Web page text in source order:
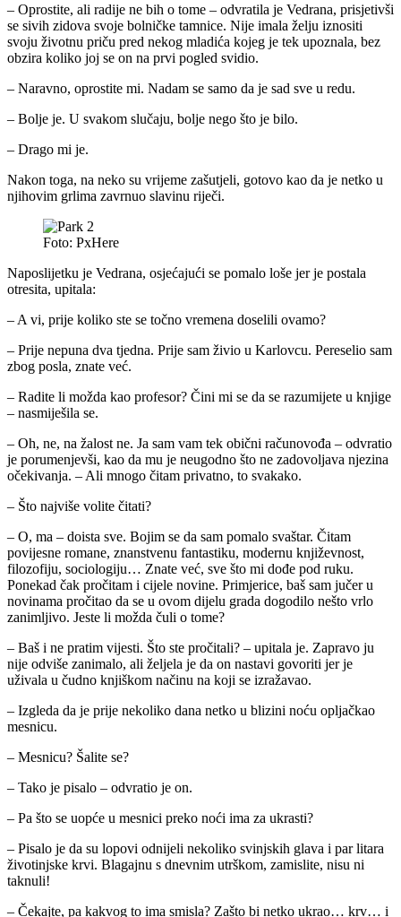
– Oprostite, ali radije ne bih o tome – odvratila je Vedrana, prisjetivši
se sivih zidova svoje bolničke tamnice. Nije imala želju iznositi
svoju životnu priču pred nekog mladića kojeg je tek upoznala, bez
obzira koliko joj se on na prvi pogled svidio.
– Naravno, oprostite mi. Nadam se samo da je sad sve u redu.
– Bolje je. U svakom slučaju, bolje nego što je bilo.
– Drago mi je.
Nakon toga, na neko su vrijeme zašutjeli, gotovo kao da je netko u
njihovim grlima zavrnuo slavinu riječi.
Foto: PxHere
Naposlijetku je Vedrana, osjećajući se pomalo loše jer je postala
otresita, upitala:
– A vi, prije koliko ste se točno vremena doselili ovamo?
– Prije nepuna dva tjedna. Prije sam živio u Karlovcu. Pereselio sam
zbog posla, znate već.
– Radite li možda kao profesor? Čini mi se da se razumijete u knjige
– nasmiješila se.
– Oh, ne, na žalost ne. Ja sam vam tek obični računovođa – odvratio
je porumenjevši, kao da mu je neugodno što ne zadovoljava njezina
očekivanja. – Ali mnogo čitam privatno, to svakako.
– Što najviše volite čitati?
– O, ma – doista sve. Bojim se da sam pomalo svaštar. Čitam
povijesne romane, znanstvenu fantastiku, modernu književnost,
filozofiju, sociologiju… Znate već, sve što mi dođe pod ruku.
Ponekad čak pročitam i cijele novine. Primjerice, baš sam jučer u
novinama pročitao da se u ovom dijelu grada dogodilo nešto vrlo
zanimljivo. Jeste li možda čuli o tome?
– Baš i ne pratim vijesti. Što ste pročitali? – upitala je. Zapravo ju
nije odviše zanimalo, ali željela je da on nastavi govoriti jer je
uživala u čudno knjiškom načinu na koji se izražavao.
– Izgleda da je prije nekoliko dana netko u blizini noću opljačkao
mesnicu.
– Mesnicu? Šalite se?
– Tako je pisalo – odvratio je on.
– Pa što se uopće u mesnici preko noći ima za ukrasti?
– Pisalo je da su lopovi odnijeli nekoliko svinjskih glava i par litara
životinjske krvi. Blagajnu s dnevnim utrškom, zamislite, nisu ni
taknuli!
– Čekajte, pa kakvog to ima smisla? Zašto bi netko ukrao… krv… i